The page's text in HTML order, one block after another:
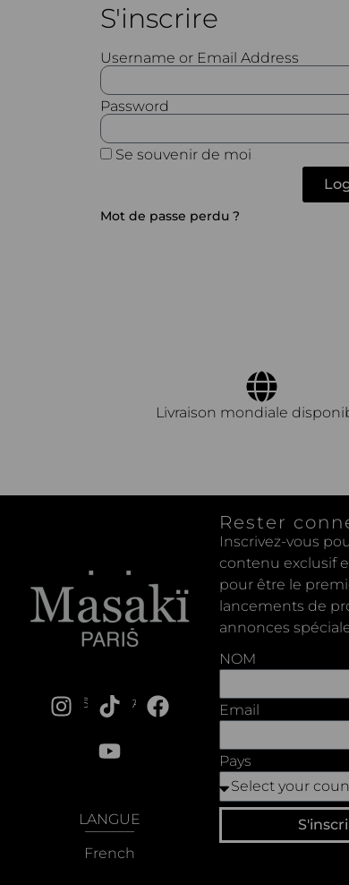
S'inscrire
Username or Email Address
Password
Se souvenir de moi
Mot de passe perdu ?
Livraison mondiale
NOS RÉSEAUX
LANGUE
French
Rester
Inscrivez-vous
contenu exclusif
pour être le
lancements de
annonces
NOM
Email
Pays